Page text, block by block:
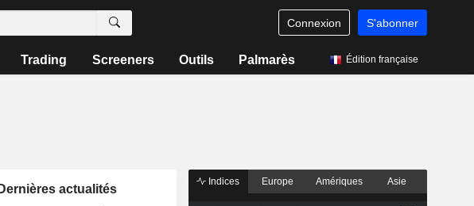
Connexion S'abonner
Trading Screeners Outils Palmarès Édition française
Dernières actualités
Indices Europe Amériques Asie